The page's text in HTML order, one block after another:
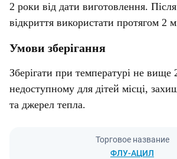
2 роки від дати виготовлення.
відкриття використати протягом 2
Умови зберігання
Зберігати при температурі не
недоступному для дітей місці,
та джерел тепла.
Торговое название
ФЛУ-АЦИЛ